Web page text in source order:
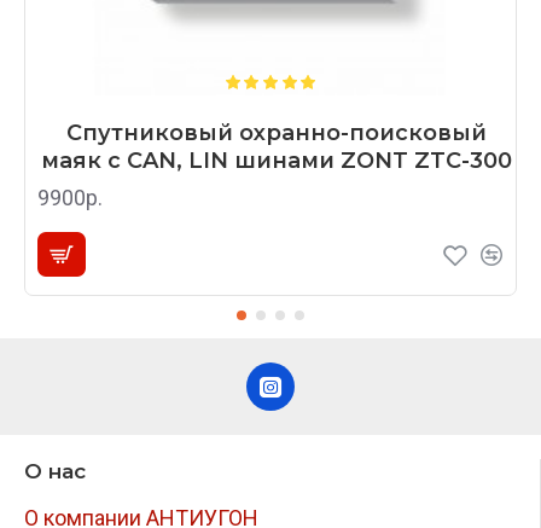
Спутниковый охранно-поисковый
маяк с CAN, LIN шинами ZONT ZTC-300
9900р.
О нас
О компании АНТИУГОН